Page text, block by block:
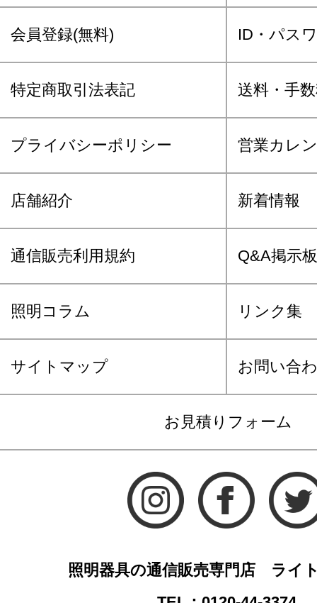
会員登録(無料) ID・パス
特定商取引法表記 送料・手
プライバシーポリシー 営業カレ
店舗紹介 新着情報
通信販売利用規約 Q&A掲示板
照明コラム リンク集
サイトマップ お問い合
お見積りフォーム
照明器具の通信販売専門店 ライ